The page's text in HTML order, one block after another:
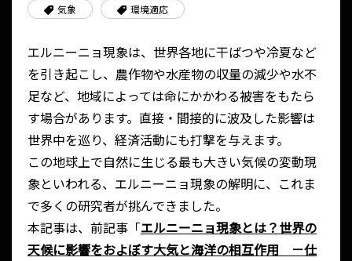
気象
環境適応
エルニーニョ現象は、世界各地に干ばつや冷夏など
を引き起こし、農作物や水産物の収量の減少や水不
足など、地域によっては命にかかわる被害をもたら
す場合があります。直接・間接的に波及した影響は
世界中を巡り、経済活動にも打撃を与えます。
この地球上で自然に生じる最も大きい気候の変動現
象といわれる、エルニーニョ現象の解明に、これま
で多くの研究者が挑んできました。
本記事は、前記事「エルニーニョ現象とは？世界の
天候に影響をおよぼす大気と海洋の相互作用 －仕